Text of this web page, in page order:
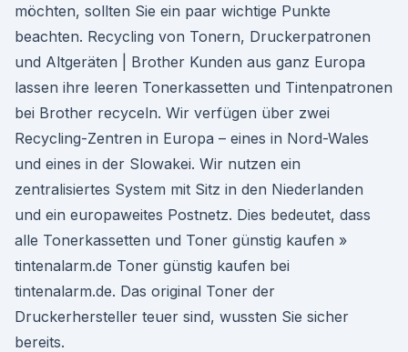
möchten, sollten Sie ein paar wichtige Punkte
beachten. Recycling von Tonern, Druckerpatronen
und Altgeräten | Brother Kunden aus ganz Europa
lassen ihre leeren Tonerkassetten und Tintenpatronen
bei Brother recyceln. Wir verfügen über zwei
Recycling-Zentren in Europa – eines in Nord-Wales
und eines in der Slowakei. Wir nutzen ein
zentralisiertes System mit Sitz in den Niederlanden
und ein europaweites Postnetz. Dies bedeutet, dass
alle Tonerkassetten und Toner günstig kaufen »
tintenalarm.de Toner günstig kaufen bei
tintenalarm.de. Das original Toner der
Druckerhersteller teuer sind, wussten Sie sicher
bereits.